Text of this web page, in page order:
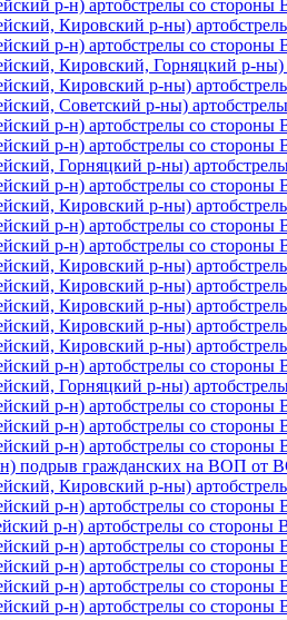
р-н) артобстрелы со
Кировский р-ны)
р-н) артобстрелы со
Кировский, Горняцкий р-
Кировский р-ны)
Советский р-ны)
р-н) артобстрелы со
р-н) артобстрелы со
Горняцкий р-ны)
р-н) артобстрелы со
Кировский р-ны)
р-н) артобстрелы со
р-н) артобстрелы со
Кировский р-ны)
Кировский р-ны)
Кировский р-ны)
Кировский р-ны)
Кировский р-ны)
р-н) артобстрелы со
Горняцкий р-ны)
р-н) артобстрелы со
р-н) артобстрелы со
р-н) артобстрелы со
н) подрыв гражданских на ВОП от
Кировский р-ны)
р-н) артобстрелы со
р-н) артобстрелы со стороны
р-н) артобстрелы со
р-н) артобстрелы со
р-н) артобстрелы со
р-н) артобстрелы со